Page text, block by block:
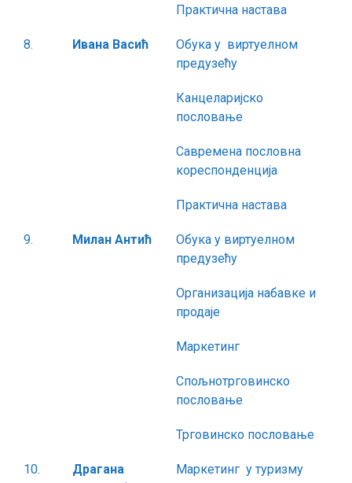
Практична настава
8. Ивана Васић
Обука у виртуелном
предузећу
Канцеларијско
пословање
Савремена пословна
кореспонденција
Практична настава
9. Милан Антић
Обука у виртуелном
предузећу
Организација набавке и
продаје
Маркетинг
Спољнотрговинско
пословање
Трговинско пословање
10.
Драгана
Маркетинг у туризму